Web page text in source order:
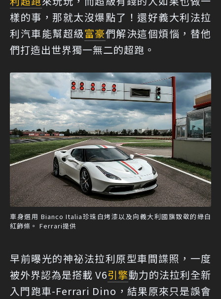
樣的事，那就太沒爆點了！還好義大利法拉
利汽車能幫超級富豪們解決這個煩惱，替他
們打造出世界獨一無二的超跑。
車身選用 Bianco Italia珍珠白烤漆以及向義大利國旗致敬的綠白
紅飾條。 Ferrari提供
早前曝光的神祕法拉利原型車間諜照，一度
被外界認為是搭載 V6引擎動力的法拉利全新
入門跑車-Ferrari Dino，結果原來只是誤會